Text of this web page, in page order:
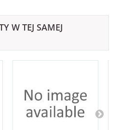
W TEJ SAMEJ